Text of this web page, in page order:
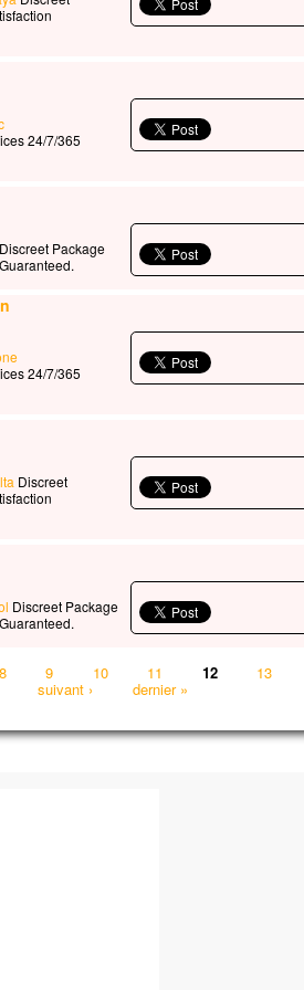
24/7/365
Discreet Package
24/7/365
Discreet
Discreet Package
8 9 10 11 12 13
suivant › dernier »